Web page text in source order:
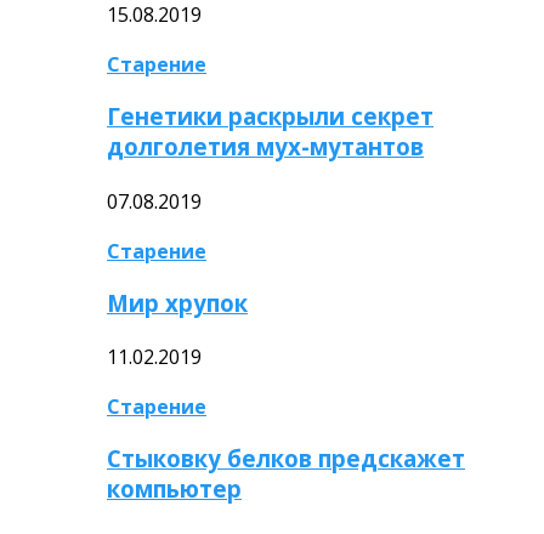
15.08.2019
Старение
Генетики раскрыли секрет
долголетия мух-мутантов
07.08.2019
Старение
Мир хрупок
11.02.2019
Старение
Стыковку белков предскажет
компьютер